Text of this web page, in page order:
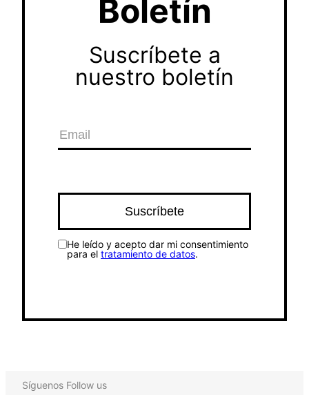
Boletín
Suscríbete a
nuestro boletín
He leído y acepto dar mi consentimiento
para el tratamiento de datos.
Síguenos Follow us